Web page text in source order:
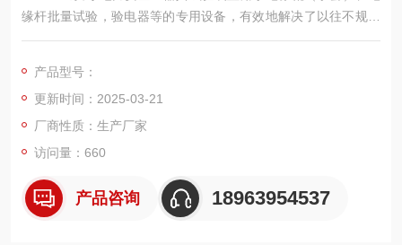
缘杆批量试验，验电器等的专用设备，有效地解决了以往不规范
的测试方法，简化了测试程序，提高了检测速度，减轻了检测强
产品型号：
更新时间：2025-03-21
厂商性质：生产厂家
访问量：660
产品咨询 18963954537